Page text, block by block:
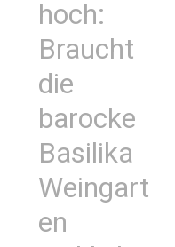
hoch:
Braucht
die
barocke
Basilika
Weingart
en